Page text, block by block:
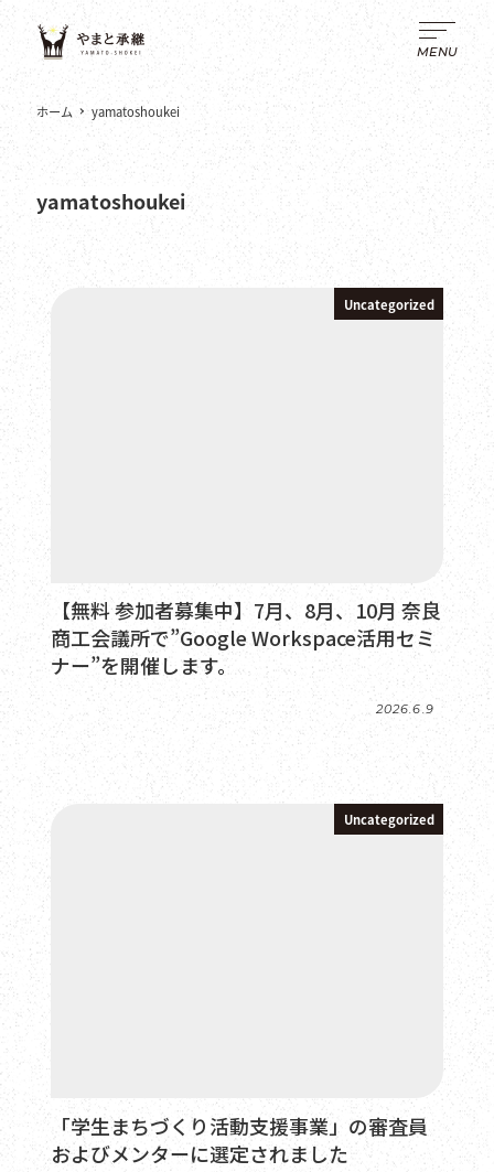
イ
ン
コ
ン
ン
ツ
へ
動
MENU
ホーム yamatoshoukei
yamatoshoukei
Uncategorized
【無料 参加者募集中】7月、8月、10月 奈良
商工会議所で”Google Workspace活用セミ
ナー”を開催します。
投稿日
2026.6.9
Uncategorized
「学生まちづくり活動支援事業」の審査員
およびメンターに選定されました